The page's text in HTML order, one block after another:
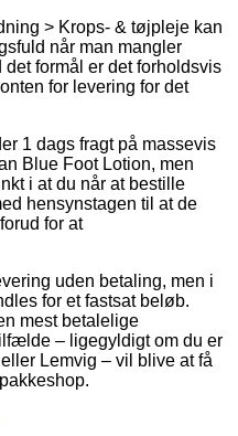
> Krops- & tøjpleje kan
når man mangler
formål er det forholdsvis
for levering for det
1 dags fragt på massevis
Blue Foot Lotion, men
i at du når at bestille
hensynstagen til at de
for at
uden betaling, men i
for et fastsat beløb.
mest betalelige
– ligegyldigt om du er
Lemvig – vil blive at få